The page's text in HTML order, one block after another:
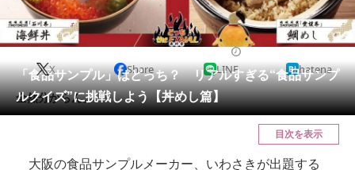
住まい 教育・育児
動物 リサーチ
会員記事
メディア
「食品サンプル」はどっち？ リアルすぎる“食品サンプ
ルクイズ”に挑戦しよう【丼めし篇】
X Share LINE hatena
全然分からん。
目次を表示
大阪の食品サンプルメーカー、いわさきが出題する